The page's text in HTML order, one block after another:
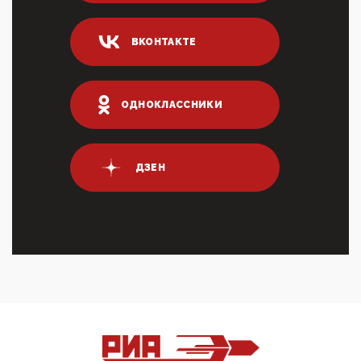
04:47, 10 Апреля 2026
ИНН для переводов по СБП это первый шаг из
логических двухЗаполнение ИНН при любых
переводах по ...
03:35, 10 Апреля 2026
Суммарное вознаграждение менеджменту в 15
крупных банках по итогам 2025 года превысило 63
03:01, 10 Апреля 2026
Террорист и убийца Буданов вальяжно сообщил,
что союзники просили Киев не наносить удары по
входМошенники активно пользуются аккаунтами на
Госуслугах уме...
ВКОНТАКТЕ
ОДНОКЛАССНИКИ
ДЗЕН